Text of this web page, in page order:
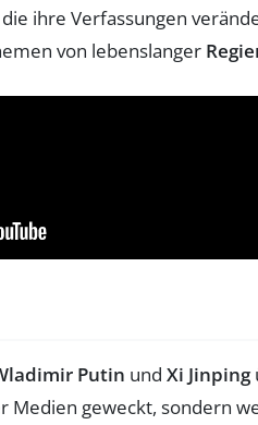
ihre Verfassungen
von lebenslanger
Putin und Xi Jinping
Medien geweckt, sondern